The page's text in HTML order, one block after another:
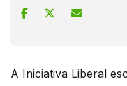
A Iniciativa Liberal